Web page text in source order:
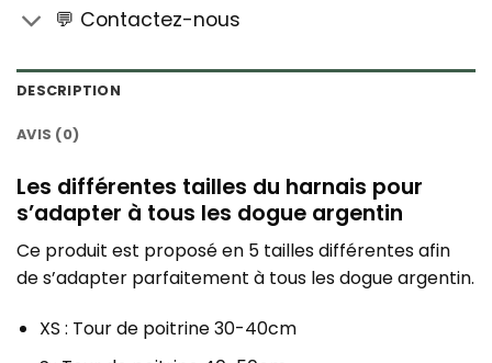
💬 Contactez-nous
DESCRIPTION
AVIS (0)
Les différentes tailles du harnais pour
s’adapter à tous les dogue argentin
Ce produit est proposé en 5 tailles différentes afin
de s’adapter parfaitement à tous les dogue argentin.
XS : Tour de poitrine 30-40cm